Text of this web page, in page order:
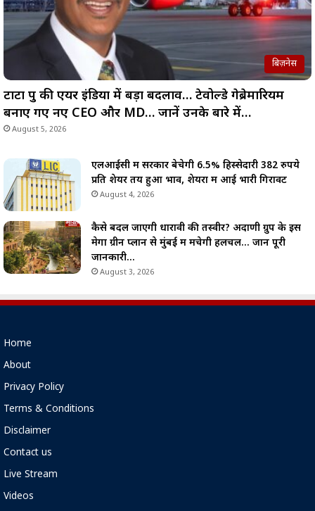
बिज़नेस
टाटा ग्रुप की एयर इंडिया में बड़ा बदलाव… टेवोल्डे गेब्रेमारियम
बनाए गए नए CEO और MD… जानें उनके बारे में…
August 5, 2026
एलआईसी में सरकार बेचेगी 6.5% हिस्सेदारी 382 रुपये
प्रति शेयर तय हुआ भाव, शेयरों में आई भारी गिरावट
August 4, 2026
कैसे बदल जाएगी धारावी की तस्वीर? अदाणी ग्रुप के इस
मेगा ग्रीन प्लान से मुंबई में मचेगी हलचल… जानें पूरी
जानकारी…
August 3, 2026
Home
About
Privacy Policy
Terms & Conditions
Disclaimer
Contact us
Live Stream
Videos